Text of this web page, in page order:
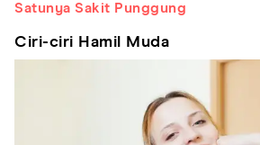
Satunya Sakit Punggung
Ciri-ciri Hamil Muda